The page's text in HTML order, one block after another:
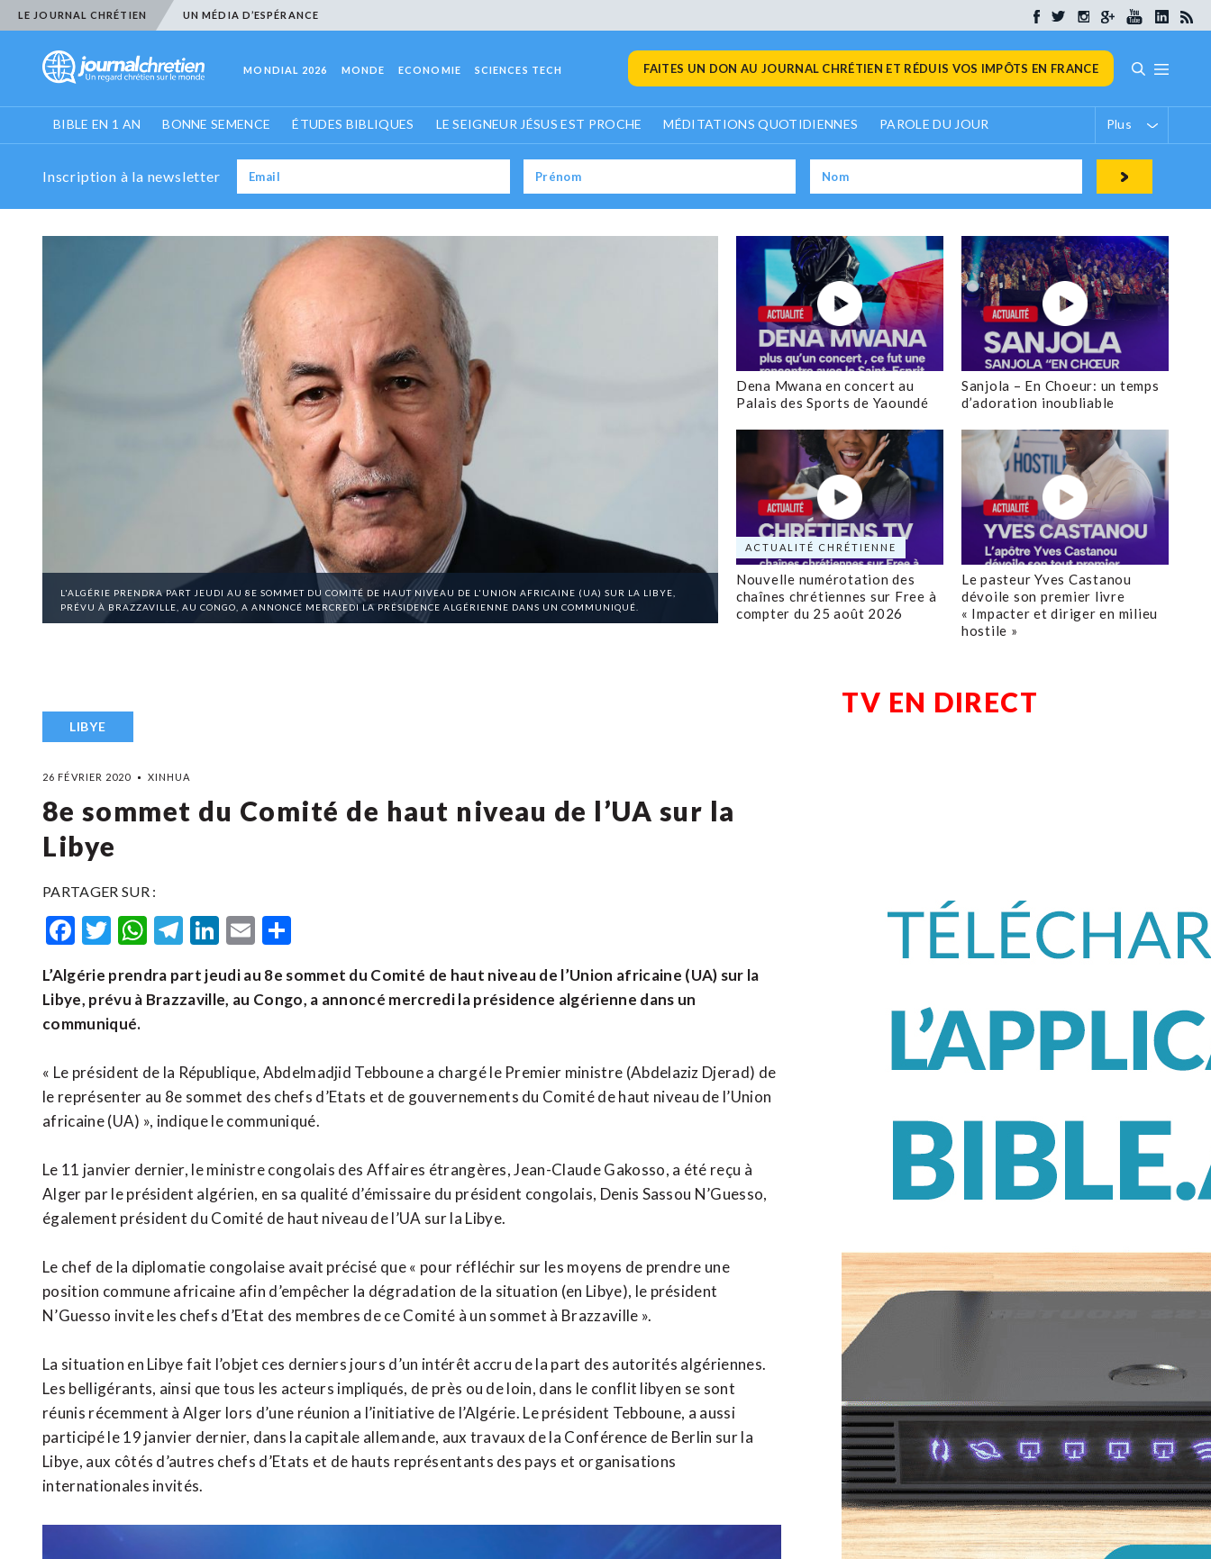
LE JOURNAL CHRÉTIEN UN MÉDIA D’ESPÉRANCE
MONDIAL 2026 MONDE ECONOMIE SCIENCES TECH FAITES UN DON AU JOURNAL CHRÉTIEN ET RÉDUIS VOS IMPÔTS EN FRANCE
BIBLE EN 1 AN BONNE SEMENCE ÉTUDES BIBLIQUES LE SEIGNEUR JÉSUS EST PROCHE MÉDITATIONS QUOTIDIENNES PAROLE DU JOUR Plus
Inscription à la newsletter
L'ALGÉRIE PRENDRA PART JEUDI AU 8E SOMMET DU COMITÉ DE HAUT NIVEAU DE L'UNION AFRICAINE (UA) SUR LA LIBYE,
PRÉVU À BRAZZAVILLE, AU CONGO, A ANNONCÉ MERCREDI LA PRÉSIDENCE ALGÉRIENNE DANS UN COMMUNIQUÉ.
Dena Mwana en concert au
Palais des Sports de Yaoundé
Sanjola – En Choeur: un temps
d’adoration inoubliable
ACTUALITÉ CHRÉTIENNE
Nouvelle numérotation des
chaînes chrétiennes sur Free à
compter du 25 août 2026
Le pasteur Yves Castanou
dévoile son premier livre
« Impacter et diriger en milieu
hostile »
LIBYE
26 FÉVRIER 2020 XINHUA
8e sommet du Comité de haut niveau de l’UA sur la
Libye
PARTAGER SUR :
Facebook
Twitter
WhatsApp
Telegram
LinkedIn
Email
L’Algérie prendra part jeudi au 8e sommet du Comité de haut niveau de l’Union africaine (UA) sur la
Libye, prévu à Brazzaville, au Congo, a annoncé mercredi la présidence algérienne dans un
communiqué.
« Le président de la République, Abdelmadjid Tebboune a chargé le Premier ministre (Abdelaziz Djerad) de
le représenter au 8e sommet des chefs d’Etats et de gouvernements du Comité de haut niveau de l’Union
africaine (UA) », indique le communiqué.
Le 11 janvier dernier, le ministre congolais des Affaires étrangères, Jean-Claude Gakosso, a été reçu à
Alger par le président algérien, en sa qualité d’émissaire du président congolais, Denis Sassou N’Guesso,
également président du Comité de haut niveau de l’UA sur la Libye.
Le chef de la diplomatie congolaise avait précisé que « pour réfléchir sur les moyens de prendre une
position commune africaine afin d’empêcher la dégradation de la situation (en Libye), le président
N’Guesso invite les chefs d’Etat des membres de ce Comité à un sommet à Brazzaville ».
La situation en Libye fait l’objet ces derniers jours d’un intérêt accru de la part des autorités algériennes.
Les belligérants, ainsi que tous les acteurs impliqués, de près ou de loin, dans le conflit libyen se sont
réunis récemment à Alger lors d’une réunion a l’initiative de l’Algérie. Le président Tebboune, a aussi
participé le 19 janvier dernier, dans la capitale allemande, aux travaux de la Conférence de Berlin sur la
Libye, aux côtés d’autres chefs d’Etats et de hauts représentants des pays et organisations
internationales invités.
TV EN DIRECT